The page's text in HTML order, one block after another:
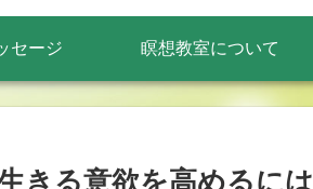
セージ 瞑想教室について
きる意欲を高めるには